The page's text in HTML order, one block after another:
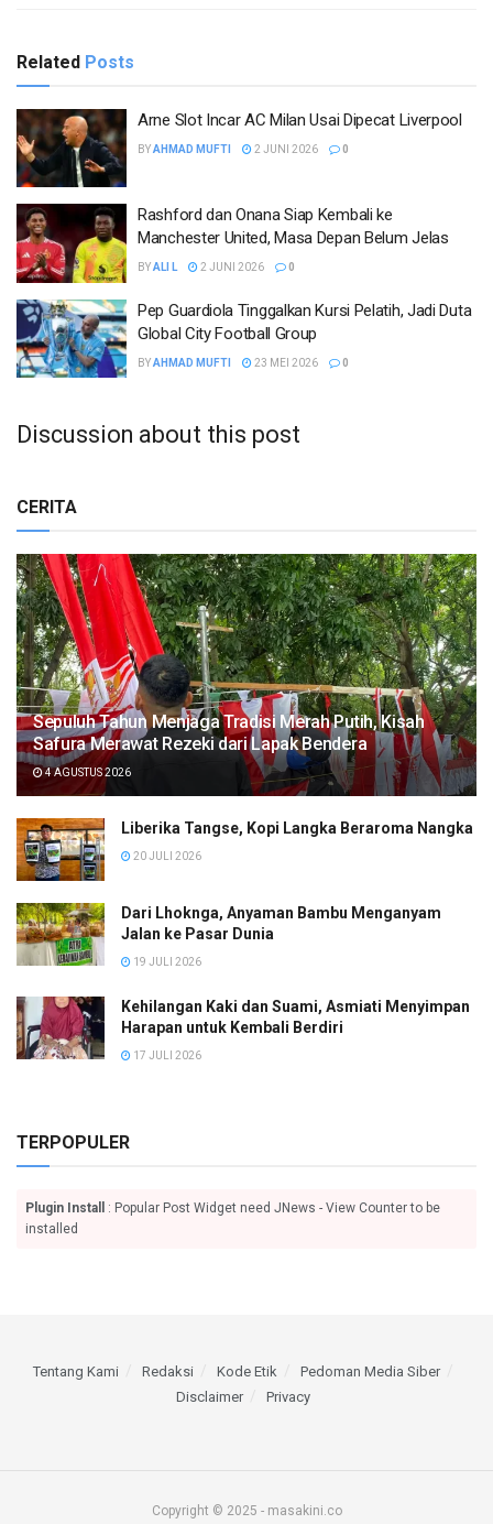
Related Posts
Arne Slot Incar AC Milan Usai Dipecat Liverpool
BYAHMAD MUFTI 2 JUNI 2026 0
Rashford dan Onana Siap Kembali ke
Manchester United, Masa Depan Belum Jelas
BYALI L 2 JUNI 2026 0
Pep Guardiola Tinggalkan Kursi Pelatih, Jadi Duta
Global City Football Group
BYAHMAD MUFTI 23 MEI 2026 0
Discussion about this post
CERITA
Sepuluh Tahun Menjaga Tradisi Merah Putih, Kisah
Safura Merawat Rezeki dari Lapak Bendera
4 AGUSTUS 2026
Liberika Tangse, Kopi Langka Beraroma Nangka
20 JULI 2026
Dari Lhoknga, Anyaman Bambu Menganyam
Jalan ke Pasar Dunia
19 JULI 2026
Kehilangan Kaki dan Suami, Asmiati Menyimpan
Harapan untuk Kembali Berdiri
17 JULI 2026
TERPOPULER
Plugin Install
: Popular Post Widget need JNews - View Counter to be
installed
Tentang Kami Redaksi Kode Etik
Pedoman Media Siber
Disclaimer
Privacy
Copyright © 2025 - masakini.co